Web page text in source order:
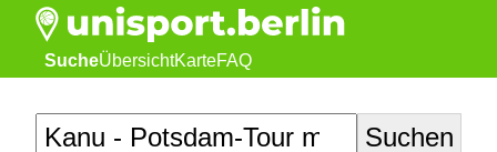
SucheÜbersichtKarteFAQ